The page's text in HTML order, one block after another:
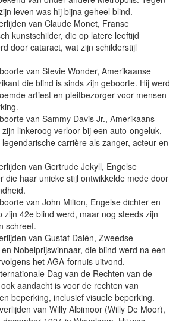
leven was hij bijna geheel blind.
van Claude Monet, Franse
kunstschilder, die op latere leeftijd
door cataract, wat zijn schilderstijl
van Stevie Wonder, Amerikaanse
die blind is sinds zijn geboorte. Hij werd
artiest en pleitbezorger voor mensen
van Sammy Davis Jr., Amerikaans
linkeroog verloor bij een auto-ongeluk,
carrière als zanger, acteur en
van Gertrude Jekyll, Engelse
die haar unieke stijl ontwikkelde mede door
van John Milton, Engelse dichter en
zijn 42e blind werd, maar nog steeds zijn
schreef.
van Gustaf Dalén, Zweedse
Nobelprijswinnaar, die blind werd na een
het AGA-fornuis uitvond.
Dag van de Rechten van de
aandacht is voor de rechten van
beperking, inclusief visuele beperking.
van Willy Albimoor (Willy De Moor),